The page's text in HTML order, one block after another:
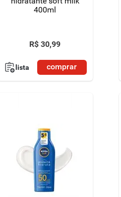
400ml
R$ 30,99
lista comprar